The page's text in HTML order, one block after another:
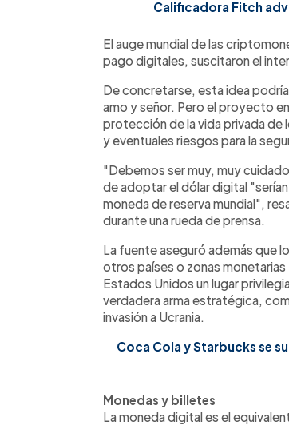
Calificadora Fitch
El auge mundial de las
pago digitales, suscitaron el
De concretarse, esta idea
amo y señor. Pero el proyecto
protección de la vida privada de
y eventuales riesgos para la
"Debemos ser muy, muy
de adoptar el dólar digital
moneda de reserva mundial",
durante una rueda de prensa.
La fuente aseguró además que
otros países o zonas monetarias
Estados Unidos un lugar
verdadera arma estratégica,
invasión a Ucrania.
Coca Cola y Starbucks se
Monedas y billetes
La moneda digital es el